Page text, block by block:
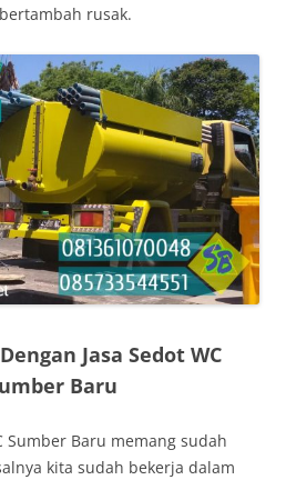
rusak.
Jasa Sedot WC
Baru
Sumber Baru memang sudah
kita sudah bekerja dalam